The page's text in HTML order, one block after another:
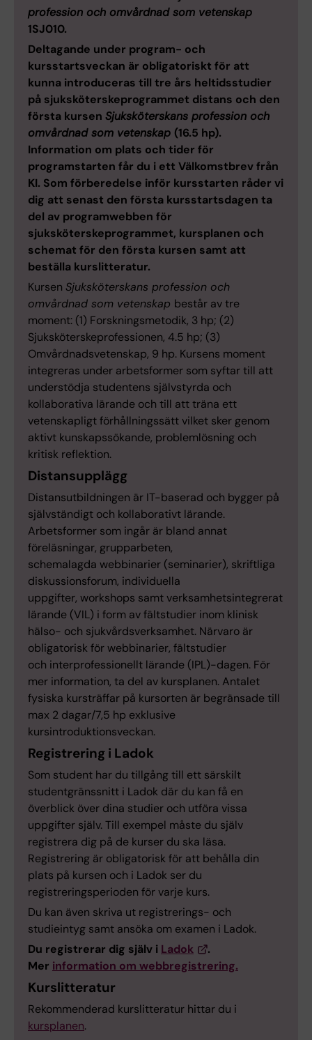
profession och omvårdnad som vetenskap
1SJ010.
Deltagande under program- och
kursstartsveckan är obligatoriskt för att
kunna introduceras till tre års heltidsstudier
på sjuksköterskeprogrammet distans och den
första kursen Sjuksköterskans profession och
omvårdnad som vetenskap (16.5 hp).
Information om plats och tider för
programstarten får du i ett Välkomstbrev från
KI. Som förberedelse inför kursstarten råder vi
dig att senast den första kursstartsdagen ta
del av programwebben för
sjuksköterskeprogrammet, kursplanen och
schemat för den första kursen samt att
beställa kurslitteratur.
Kursen Sjuksköterskans profession och
omvårdnad som vetenskap består av tre
moment: (1) Forskningsmetodik, 3 hp; (2)
Sjuksköterskeprofessionen, 4.5 hp; (3)
Omvårdnadsvetenskap, 9 hp. Kursens moment
integreras under arbetsformer som syftar till att
understödja studentens självstyrda och
kollaborativa lärande och till att träna ett
vetenskapligt förhållningssätt vilket sker genom
aktivt kunskapssökande, problemlösning och
kritisk reflektion.
Distansupplägg
Distansutbildningen är IT-baserad och bygger på
självständigt och kollaborativt lärande.
Arbetsformer som ingår är bland annat
föreläsningar, grupparbeten,
schemalagda webbinarier (seminarier), skriftliga
diskussionsforum, individuella
uppgifter, workshops samt verksamhetsintegrerat
lärande (VIL) i form av fältstudier inom klinisk
hälso- och sjukvårdsverksamhet. Närvaro är
obligatorisk för webbinarier, fältstudier
och interprofessionellt lärande (IPL)-dagen. För
mer information, ta del av kursplanen. Antalet
fysiska kursträffar på kursorten är begränsade till
max 2 dagar/7,5 hp exklusive
kursintroduktionsveckan.
Registrering i Ladok
Som student har du tillgång till ett särskilt
studentgränssnitt i Ladok där du kan få en
överblick över dina studier och utföra vissa
uppgifter själv. Till exempel måste du själv
registrera dig på de kurser du ska läsa.
Registrering är obligatorisk för att behålla din
plats på kursen och i Ladok ser du
registreringsperioden för varje kurs.
Du kan även skriva ut registrerings- och
studieintyg samt ansöka om examen i Ladok.
Du registrerar dig själv i Ladok
.
Mer information om webbregistrering.
Kurslitteratur
Rekommenderad kurslitteratur hittar du i
kursplanen.